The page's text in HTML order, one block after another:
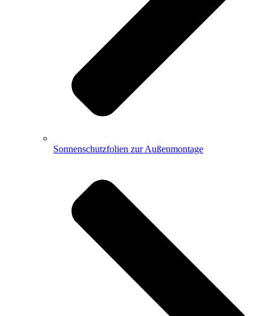
Sonnenschutzfolien zur Außenmontage